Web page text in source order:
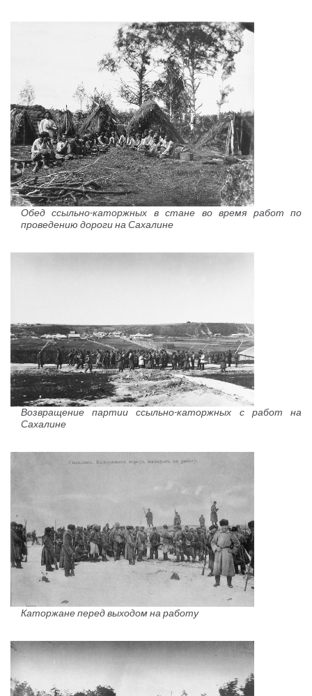
Обед ссыльно-каторжных в стане во время работ по
проведению дороги на Сахалине
Возвращение партии ссыльно-каторжных с работ на
Сахалине
Каторжане перед выходом на работу